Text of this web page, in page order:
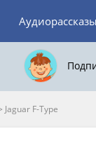
Аудиорассказы
Jaguar F-Type